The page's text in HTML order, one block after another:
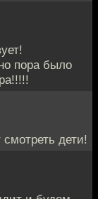
пора было
дети!